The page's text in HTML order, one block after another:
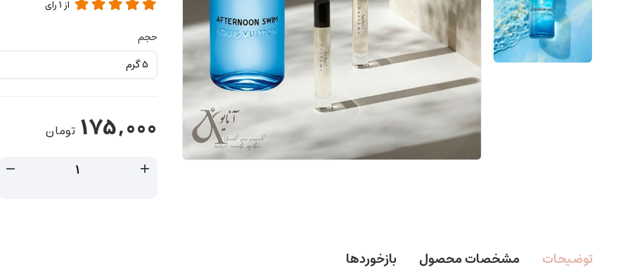
از1رای
حجم
175,000 تومان
توضیحات مشخصات محصول بازخوردها